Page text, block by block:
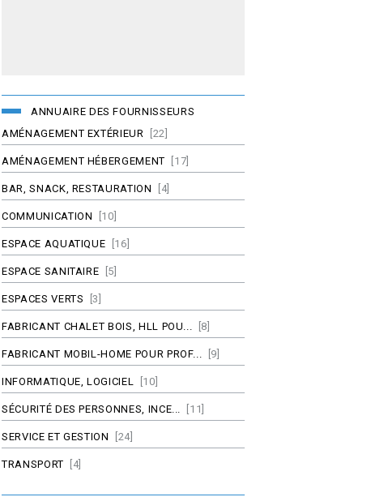
ANNUAIRE DES FOURNISSEURS
AMÉNAGEMENT EXTÉRIEUR
[22]
AMÉNAGEMENT HÉBERGEMENT [17]
BAR, SNACK, RESTAURATION [4]
COMMUNICATION [10]
ESPACE AQUATIQUE [16]
ESPACE SANITAIRE [5]
ESPACES VERTS [3]
FABRICANT CHALET BOIS, HLL POU... [8]
FABRICANT MOBIL-HOME POUR PROF... [9]
INFORMATIQUE, LOGICIEL [10]
SÉCURITÉ DES PERSONNES, INCE... [11]
SERVICE ET GESTION [24]
TRANSPORT [4]